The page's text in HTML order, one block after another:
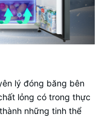
lý đóng băng bên
lỏng có trong thực
những tinh thể